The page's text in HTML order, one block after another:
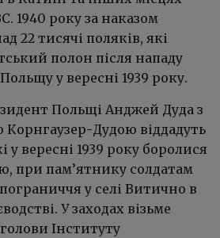
1940 року за наказом
22 тисячі поляків, які
полон після нападу
у вересні 1939 року.
Польщі Анджей Дуда з
Дудою віддадуть
у вересні 1939 року боролися
при пам’ятнику солдатам
у селі Витично в
У заходах візьме
Інституту